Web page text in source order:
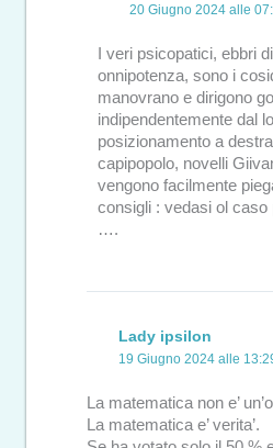
20 Giugno 2024 alle
I veri psicopatici, ebbri
onnipotenza, sono i
manovrano e dirigono
indipendentemente dal
posizionamento a destra
capipopolo, novelli
vengono facilmente
consigli : vedasi ol caso
….
Lady ipsilon
19 Giugno 2024 alle
La matematica non e’
La matematica e’ verita’.